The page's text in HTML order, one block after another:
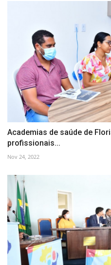
Academias de saúde de
profissionais...
Nov 24, 2022